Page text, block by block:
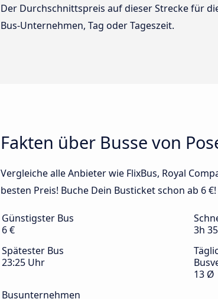
Der Durchschnittspreis auf dieser Strecke für
Bus-Unternehmen, Tag oder Tageszeit.
Fakten über Busse von
Vergleiche alle Anbieter wie FlixBus, Royal
besten Preis! Buche Dein Busticket schon ab 6 €!
Günstigster Bus
6 €
3h
Spätester Bus
23:25 Uhr
13 Ø
Busunternehmen